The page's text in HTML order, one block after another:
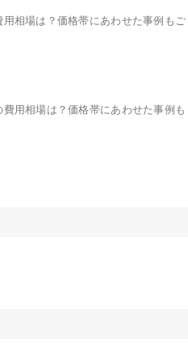
用相場は？価格帯にあわせた事例もご
費用相場は？価格帯にあわせた事例も